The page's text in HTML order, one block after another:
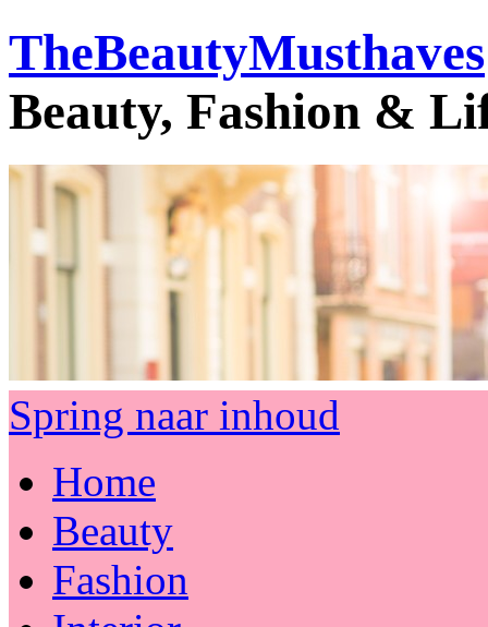
TheBeautyMusthaves
Beauty, Fashion &
Spring naar inhoud
Home
Beauty
Fashion